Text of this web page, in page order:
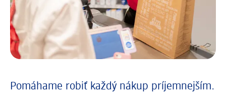
Pomáhame robiť každý nákup príjemnejším.